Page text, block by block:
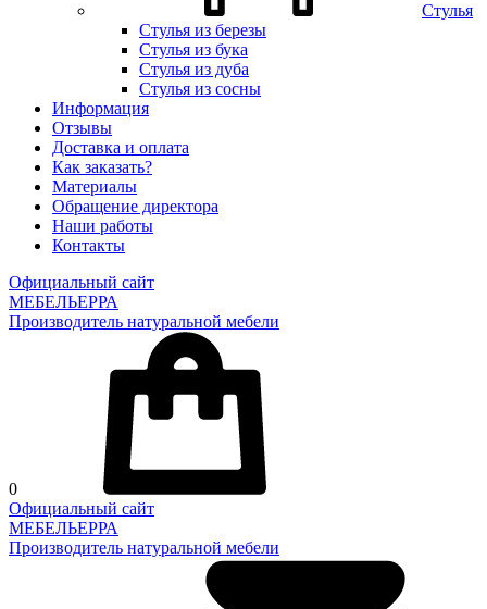
Стулья
Стулья из березы
Стулья из бука
Стулья из дуба
Стулья из сосны
Информация
Отзывы
Доставка и оплата
Как заказать?
Материалы
Обращение директора
Наши работы
Контакты
Официальный сайт
МЕБЕЛЬЕРРА
Производитель натуральной мебели
0
Официальный сайт
МЕБЕЛЬЕРРА
Производитель натуральной мебели